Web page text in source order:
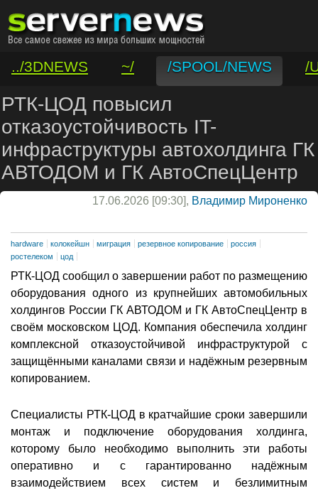
../3DNEWS ~/ /SPOOL/NEWS
/
/VAR/CONTACT
РТК-ЦОД повысил
отказоустойчивость IT-
инфраструктуры автохолдинга ГК
АВТОДОМ и ГК АвтоСпецЦентр
17.06.2026 [09:30], Владимир Мироненко
hardware колокейшн миграция резервное копирование
россия
ростелеком
цод
РТК-ЦОД сообщил о завершении работ по размещению
оборудования одного из крупнейших автомобильных
холдингов России ГК АВТОДОМ и ГК АвтоСпецЦентр в
своём московском ЦОД. Компания обеспечила холдинг
комплексной отказоустойчивой инфраструктурой с
защищёнными каналами связи и надёжным резервным
копированием.
Специалисты РТК-ЦОД в кратчайшие сроки завершили
монтаж и подключение оборудования холдинга,
которому было необходимо выполнить эти работы
оперативно и с гарантированно надёжным
взаимодействием всех систем и безлимитным